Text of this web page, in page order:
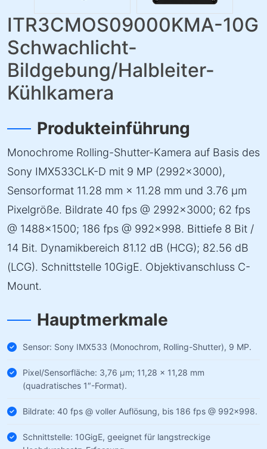
ITR3CMOS09000KMA-10G
Schwachlicht-
Bildgebung/Halbleiter-
Kühlkamera
Produkteinführung
Monochrome Rolling-Shutter-Kamera auf Basis des
Sony IMX533CLK-D mit 9 MP (2992×3000),
Sensorformat 11.28 mm × 11.28 mm und 3.76 µm
Pixelgröße. Bildrate 40 fps @ 2992×3000; 62 fps
@ 1488×1500; 186 fps @ 992×998. Bittiefe 8 Bit /
14 Bit. Dynamikbereich 81.12 dB (HCG); 82.56 dB
(LCG). Schnittstelle 10GigE. Objektivanschluss C-
Mount.
Hauptmerkmale
Sensor: Sony IMX533 (Monochrom, Rolling-Shutter), 9 MP.
Pixel/Sensorfläche: 3,76 µm; 11,28 × 11,28 mm
(quadratisches 1″-Format).
Bildrate: 40 fps @ voller Auflösung, bis 186 fps @ 992×998.
Schnittstelle: 10GigE, geeignet für langstreckige